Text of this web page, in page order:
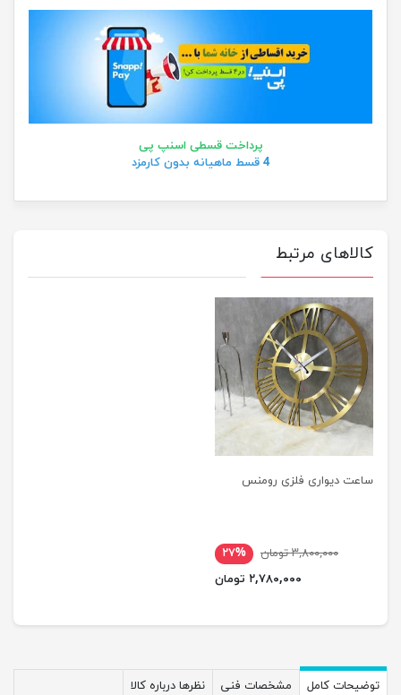
پرداخت قسطی اسنپ پی
4 قسط ماهیانه بدون کارمزد
کالاهای مرتبط
ساعت دیواری فلزی رومنس
۳,۸۰۰,۰۰۰ تومان
۲۷%
۲,۷۸۰,۰۰۰ تومان
توضیحات کامل مشخصات فنی نظرها درباره کالا